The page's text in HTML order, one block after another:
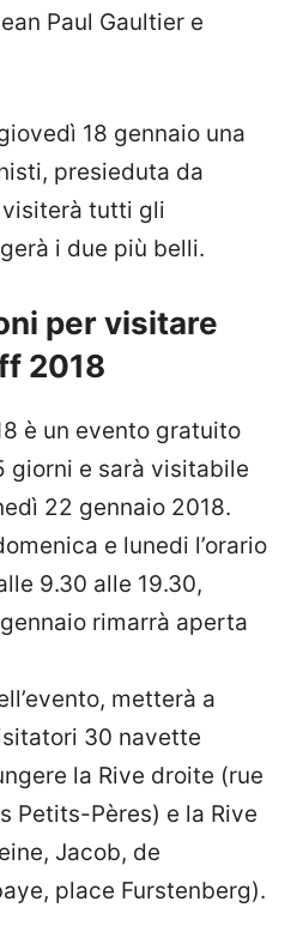
Paul Gaultier e
18 gennaio una
presieduta da
visiterà tutti gli
i due più belli.
per visitare
2018
è un evento gratuito
giorni e sarà visitabile
22 gennaio 2018.
e lunedi l’orario
9.30 alle 19.30,
rimarrà aperta
metterà a
30 navette
la Rive droite (rue
Petits-Pères) e la Rive
Jacob, de
place Furstenberg).